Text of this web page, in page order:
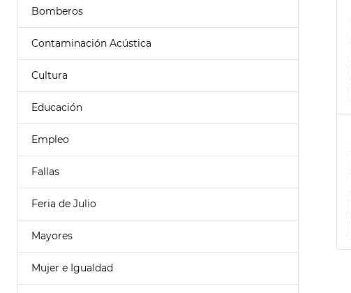
Bomberos
Contaminación Acústica
Cultura
Educación
Empleo
Fallas
Feria de Julio
Mayores
Mujer e Igualdad